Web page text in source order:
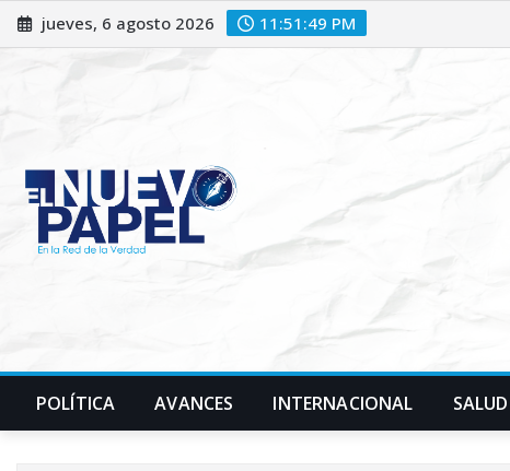
Saltar
al
jueves, 6 agosto 2026 11:51:51 PM
POLÍTICA AVANCES INTERNACIONAL SALUD